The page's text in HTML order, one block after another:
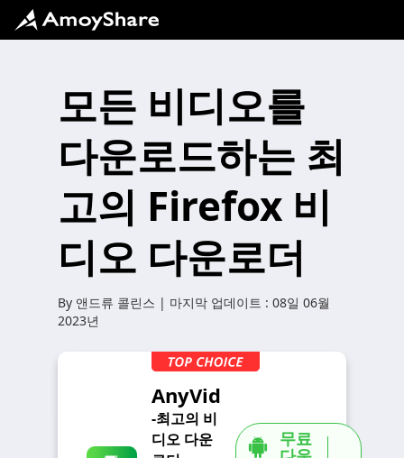
모든 비디오를
다운로드하는 최
고의 Firefox 비
디오 다운로더
By 앤드류 콜린스 | 마지막 업데이트 : 08일 06월
2023년
AnyVid
-최고의 비
디오 다운
무료